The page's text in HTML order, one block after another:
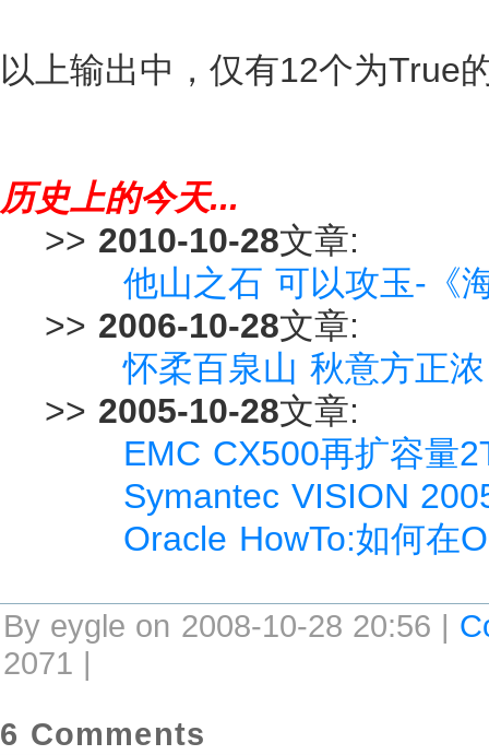
以上输出中，仅有12个为True
历史上的今天...
>> 2010-10-28文章:
他山之石 可以攻玉-《
>> 2006-10-28文章:
怀柔百泉山 秋意方正浓
>> 2005-10-28文章:
EMC CX500再扩容量
Symantec VISION
Oracle HowTo:如何在
By eygle on 2008-10-28 20:56 |
2071 |
6 Comments